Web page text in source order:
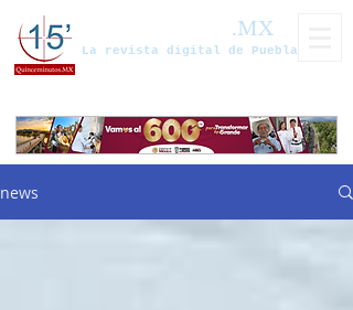
.MX
La revista digital de Puebla
news